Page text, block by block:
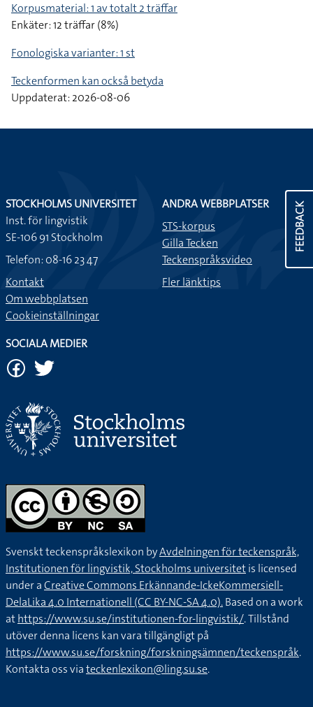
Korpusmaterial: 1 av totalt 2 träffar
Enkäter: 12 träffar (8%)
Fonologiska varianter: 1 st
Teckenformen kan också betyda
Uppdaterat: 2026-08-06
FEEDBACK
STOCKHOLMS UNIVERSITET
Inst. för lingvistik
SE-106 91 Stockholm
Telefon: 08-16 23 47
Kontakt
Om webbplatsen
Cookieinställningar
ANDRA WEBBPLATSER
STS-korpus
Gilla Tecken
Teckenspråksvideo
Fler länktips
SOCIALA MEDIER
Svenskt teckenspråkslexikon byAvdelningen för teckenspråk,
Institutionen för lingvistik, Stockholms universitetis licensed
under aCreative Commons Erkännande-IckeKommersiell-
DelaLika 4.0 Internationell (CC BY-NC-SA 4.0).Based on a work
athttps://www.su.se/institutionen-for-lingvistik/. Tillstånd
utöver denna licens kan vara tillgängligt på
https://www.su.se/forskning/forskningsämnen/teckenspråk.
Kontakta oss viateckenlexikon@ling.su.se.